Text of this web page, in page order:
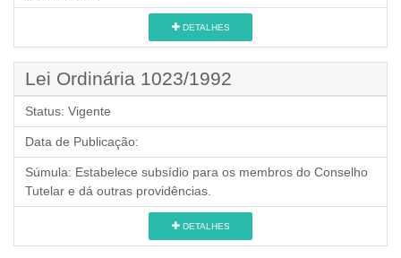
DETALHES
Lei Ordinária 1023/1992
Status: Vigente
Data de Publicação:
Súmula: Estabelece subsídio para os membros do Conselho
Tutelar e dá outras providências.
DETALHES